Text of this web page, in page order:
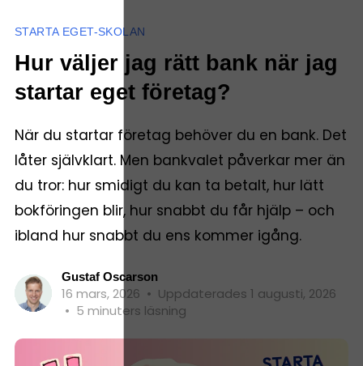
STARTA EGET-SKOLAN
Hur väljer jag rätt bank när jag
startar eget företag?
När du startar företag behöver du en bank. Det
låter självklart. Men bankvalet påverkar mer än
du tror: hur smidigt du kan ta betalt, hur lätt
bokföringen blir, hur snabbt du får hjälp – och
ibland hur snabbt du ens kommer igång.
Gustaf Oscarson
16 mars, 2026 • Uppdaterades 1 augusti, 2026
• 5 minuters läsning